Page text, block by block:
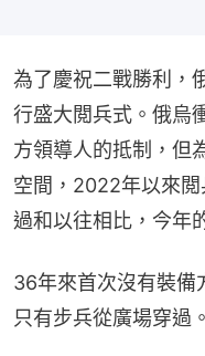
為了慶祝二戰勝利，
行盛大閲兵式。俄烏
方領導人的抵制，但
空間，2022年以來
過和以往相比，今年
36年來首次沒有裝備
只有步兵從廣場穿過。